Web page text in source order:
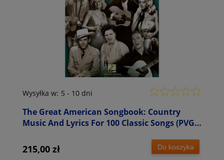
The Great American Songbook: Country
Music And Lyrics For 100 Classic Songs (PVG) -
Wysyłka w: 5 - 10 dni
215,00 zł Do koszyka